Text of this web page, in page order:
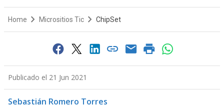
Home Micrositios Tic ChipSet
Publicado el 21 Jun 2021
Sebastián Romero Torres